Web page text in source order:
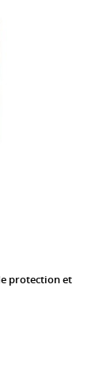
protection et